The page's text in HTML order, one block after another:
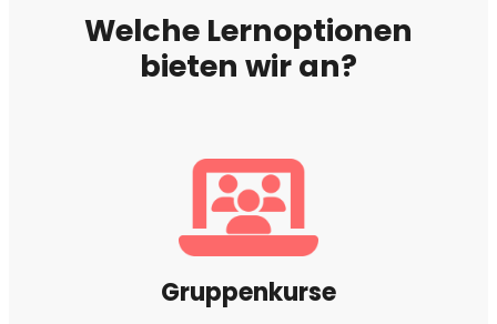
Welche Lernoptionen
bieten wir an?
Gruppenkurse